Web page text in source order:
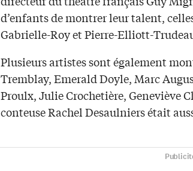
d’enfants de montrer leur talent,
Gabrielle-Roy et Pierre-Elliott-
Plusieurs artistes sont également
Tremblay, Emerald Doyle, Marc
Proulx, Julie Crochetière, Geneviève
conteuse Rachel Desaulniers était